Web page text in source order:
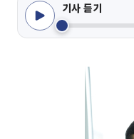
기사 듣기